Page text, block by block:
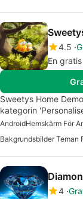
4.5
En
Sweetys Home
kategorin
AndroidHemskärm För
Bakgrundsbilder Teman
4